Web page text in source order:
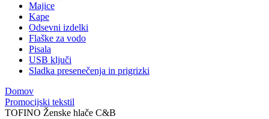
Majice
Kape
Odsevni izdelki
Flaške za vodo
Pisala
USB ključi
Sladka presenečenja in prigrizki
Domov
Promocijski tekstil
TOFINO Ženske hlače C&B